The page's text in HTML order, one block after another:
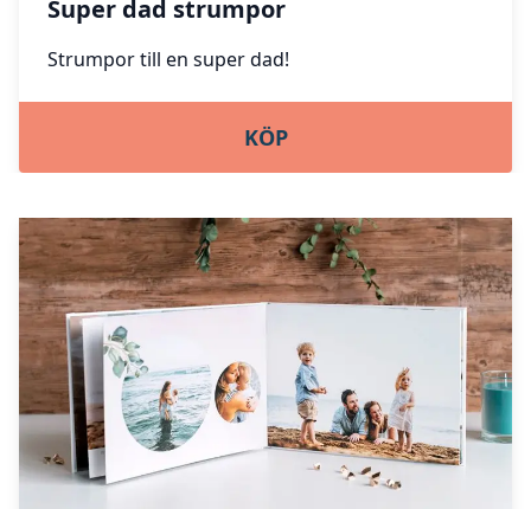
Super dad strumpor
Strumpor till en super dad!
KÖP